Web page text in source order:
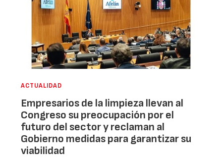
ACTUALIDAD
Empresarios de la limpieza llevan al
Congreso su preocupación por el
futuro del sector y reclaman al
Gobierno medidas para garantizar su
viabilidad